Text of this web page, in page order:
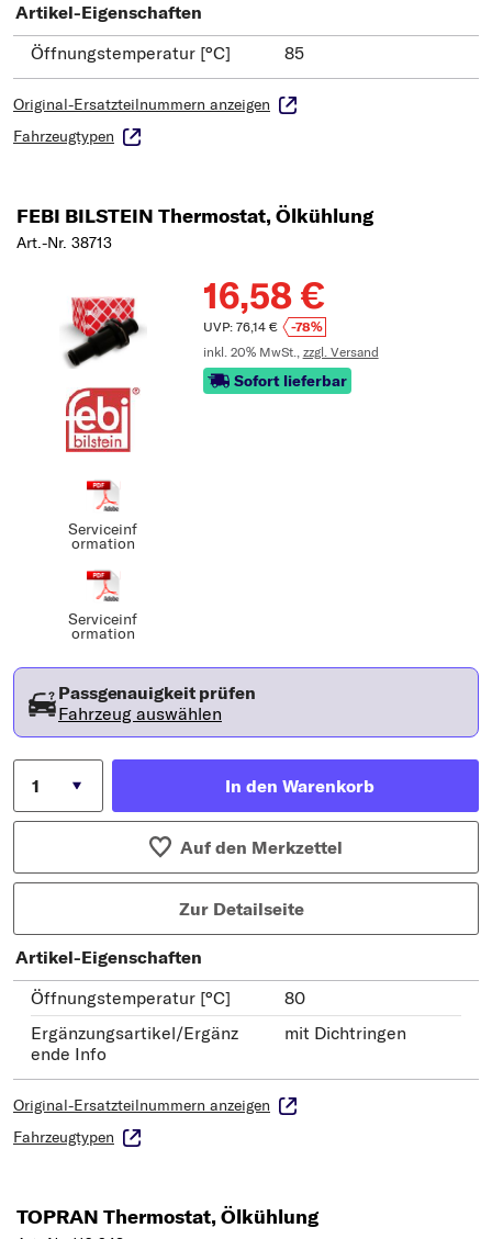
Artikel-Eigenschaften
Öffnungstemperatur [°C]
85
Original-Ersatzteilnummern anzeigen
Fahrzeugtypen
FEBI BILSTEIN Thermostat, Ölkühlung
Art.-Nr. 38713
Serviceinf
ormation
Serviceinf
ormation
16,58 €
UVP: 76,14 €
-78%
inkl. 20% MwSt., zzgl. Versand
Sofort lieferbar
Passgenauigkeit prüfen
Fahrzeug auswählen
In den Warenkorb
Auf den Merkzettel
Zur Detailseite
Artikel-Eigenschaften
Öffnungstemperatur [°C]
80
Ergänzungsartikel/Ergänz
ende Info
mit Dichtringen
Original-Ersatzteilnummern anzeigen
Fahrzeugtypen
TOPRAN Thermostat, Ölkühlung